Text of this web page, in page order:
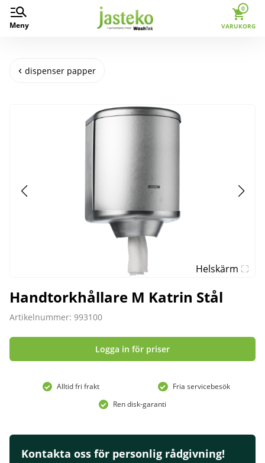
Meny
0
VARUKORG
dispenser papper
Helskärm
Handtorkhållare M Katrin Stål
Artikelnummer: 993100
Logga in för priser
Alltid fri frakt
Fria servicebesök
Ren disk-garanti
Kontakta oss för personlig rådgivning!